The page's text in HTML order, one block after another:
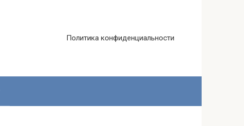
Политика конфиденциальности